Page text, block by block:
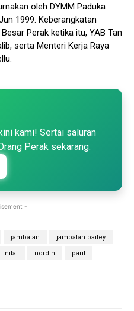
oleh DYMM Paduka
1999. Keberangkatan
Perak ketika itu, YAB Tan
serta Menteri Kerja Raya
kami! Sertai saluran
Perak sekarang.
-
jambatan jambatan bailey
nilai nordin parit